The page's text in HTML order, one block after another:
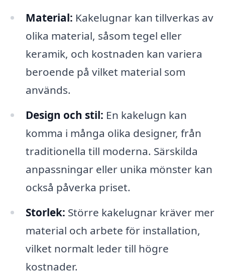
Material: Kakelugnar kan tillverkas av
olika material, såsom tegel eller
keramik, och kostnaden kan variera
beroende på vilket material som
används.
Design och stil: En kakelugn kan
komma i många olika designer, från
traditionella till moderna. Särskilda
anpassningar eller unika mönster kan
också påverka priset.
Storlek: Större kakelugnar kräver mer
material och arbete för installation,
vilket normalt leder till högre
kostnader.